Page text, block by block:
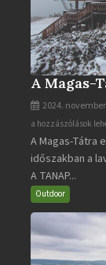
A
2024.
A
Magas-
Tátra
járható
turistaútjai
a hozzászólások
A Magas-Tátra
időszakban a
A TANAP...
Outdoor